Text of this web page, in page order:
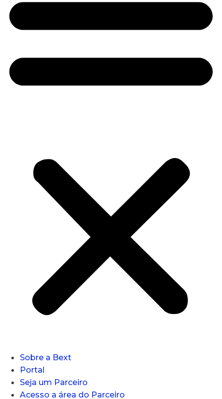
Sobre a Bext
Portal
Seja um Parceiro
Acesso a área do Parceiro